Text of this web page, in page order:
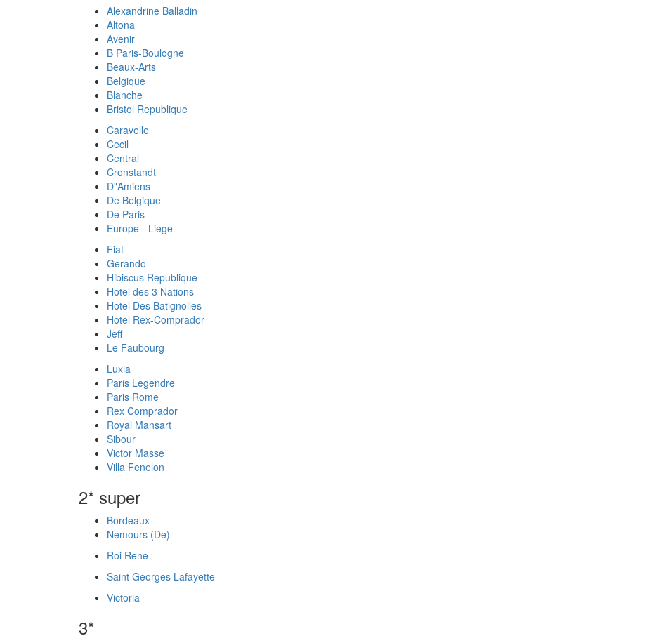
Alexandrine Balladin
Altona
Avenir
B Paris-Boulogne
Beaux-Arts
Belgique
Blanche
Bristol Republique
Caravelle
Cecil
Central
Cronstandt
D"Amiens
De Belgique
De Paris
Europe - Liege
Fiat
Gerando
Hibiscus Republique
Hotel des 3 Nations
Hotel Des Batignolles
Hotel Rex-Comprador
Jeff
Le Faubourg
Luxia
Paris Legendre
Paris Rome
Rex Comprador
Royal Mansart
Sibour
Victor Masse
Villa Fenelon
2* super
Bordeaux
Nemours (De)
Roi Rene
Saint Georges Lafayette
Victoria
3*